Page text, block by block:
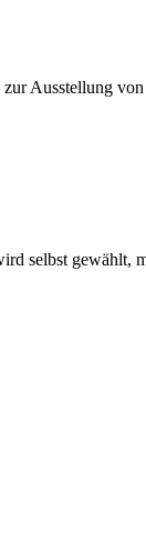
Ausstellung
selbst gewählt,